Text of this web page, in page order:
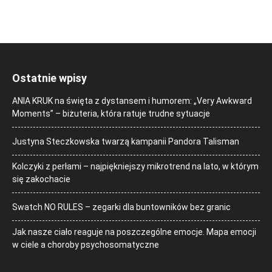
Ostatnie wpisy
ANIA KRUK na święta z dystansem i humorem: „Very Awkward
Moments” – biżuteria, która ratuje trudne sytuacje
Justyna Steczkowska twarzą kampanii Pandora Talisman
Kolczyki z perłami – najpiękniejszy mikrotrend na lato, w którym
się zakochacie
Swatch NO RULES – zegarki dla buntowników bez granic
Jak nasze ciało reaguje na poszczególne emocje. Mapa emocji
w ciele a choroby psychosomatyczne